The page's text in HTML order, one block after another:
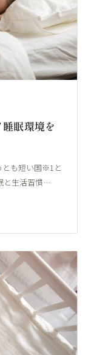
眠環境を
とも短い国※1と
と生活習慣…